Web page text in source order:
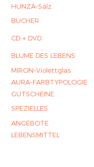
HUNZA-Salz
BÜCHER
CD + DVD
BLUME DES LEBENS
MIRON-Violettglas
AURA-FARBTYPOLOGIE
GUTSCHEINE
SPEZIELLES
ANGEBOTE
LEBENSMITTEL